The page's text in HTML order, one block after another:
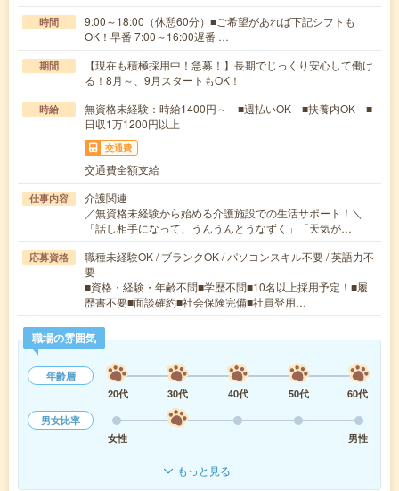
時間
9:00～18:00（休憩60分）■ご希望があれば下記シフトも
OK！早番 7:00～16:00遅番 …
期間
【現在も積極採用中！急募！】長期でじっくり安心して働け
る！8月～、9月スタートもOK！
時給
無資格未経験：時給1400円～ ■週払いOK ■扶養内OK ■
日収1万1200円以上
交通費
交通費全額支給
仕事内容
介護関連
／無資格未経験から始める介護施設での生活サポート！＼
「話し相手になって、うんうんとうなずく」「天気が…
応募資格
職種未経験OK / ブランクOK / パソコンスキル不要 / 英語力不
要
■資格・経験・年齢不問■学歴不問■10名以上採用予定！■履
歴書不要■面談確約■社会保険完備■社員登用…
職場の雰囲気
年齢層
20代
30代 40代 50代
60代
男女比率
女性
男性
もっと見る